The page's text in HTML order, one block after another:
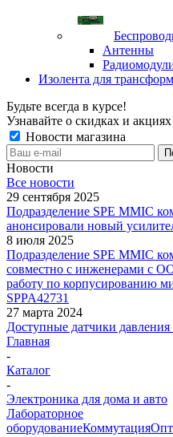
Антенны
Изолента для
Будьте всегда в курсе!
Узнавайте о скидках и
Новости магазина
Новости
Все новости
29 сентября 2025
Подразделение SPE MMIC
анонсировали новый
8 июля 2025
Подразделение SPE MMIC
совместно с инженерами с
работу по корпусированию
SPPA42731
27 марта 2024
Доступные датчики
Главная
-
Каталог
-
Электроника для дома и авто
Лабораторное
оборудованиеКоммутация